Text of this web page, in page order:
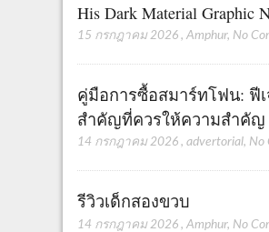
His Dark Material Graphic
15 กรกฎาคม 2026 , Amphur, No
คู่มือการซื้อสมาร์ทโฟน: ฟี
สำคัญที่ควรให้ความสำคัญ
14 กรกฎาคม 2026 , advertorial, No
รีวิวเด็กสองขวบ
14 กรกฎาคม 2026 , Amphur, No